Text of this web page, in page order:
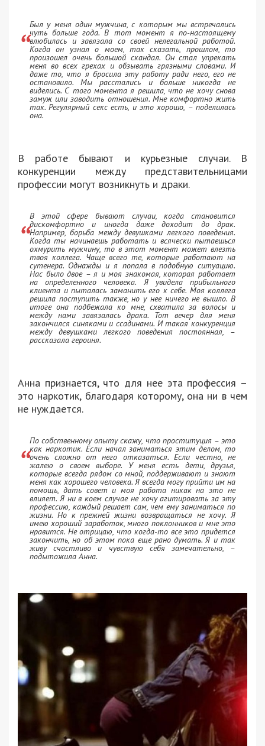
Был у меня один мужчина, с которым мы встречались
чуть больше года. В тот момент я по-настоящему
влюбилась и завязала со своей нелегальной работой.
Когда он узнал о моем, так сказать, прошлом, то
произошел очень большой скандал. Он стал упрекать
меня во всех грехах и обзывать грязными словами. И
даже то, что я бросила эту работу ради него, его не
остановило. Мы расстались и больше никогда не
виделись. С того момента я решила, что не хочу снова
замуж или заводить отношения. Мне комфортно жить
так. Регулярный секс есть, и это хорошо, – поделилась
она.
В работе бывают и курьезные случаи. В
конкуренции между представительницами
профессии могут возникнуть и драки.
В этой сфере бывают случаи, когда становится
дискомфортно и иногда даже доходит до драк.
Например, борьба между девушками легкого поведения.
Когда ты начинаешь работать и всячески пытаешься
охмурить мужчину, то в этот момент может влезть
твоя коллега. Чаще всего те, которые работают на
сутенера. Однажды и я попала в подобную ситуацию.
Нас было двое – я и моя знакомая, которая работает
на определенного человека. Я увидела прибыльного
клиента и пыталась заманить его к себе. Моя коллега
решила поступить также, но у нее ничего не вышло. В
итоге она подбежала ко мне, схватила за волосы и
между нами завязалась драка. Тот вечер для меня
закончился синяками и ссадинами. И такая конкуренция
между девушками легкого поведения постоянная, –
рассказала героиня.
Анна признается, что для нее эта профессия –
это наркотик, благодаря которому, она ни в чем
не нуждается.
По собственному опыту скажу, что проституция – это
как наркотик. Если начал заниматься этим делом, то
очень сложно от него отказаться. Если честно, не
жалею о своем выборе. У меня есть дети, друзья,
которые всегда рядом со мной, поддерживают и знают
меня как хорошего человека. Я всегда могу прийти им на
помощь, дать совет и моя работа никак на это не
влияет. Я ни в коем случае не хочу агитировать за эту
профессию, каждый решает сам, чем ему заниматься по
жизни. Но к прежней жизни возвращаться не хочу. Я
имею хороший заработок, много поклонников и мне это
нравится. Не отрицаю, что когда-то все это придется
закончить, но об этом пока еще рано думать. Я и так
живу счастливо и чувствую себя замечательно, –
подытожила Анна.